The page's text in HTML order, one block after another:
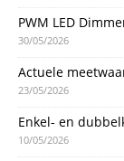
PWM LED
30/05/2026
Actuele
23/05/2026
Enkel- en
10/05/2026